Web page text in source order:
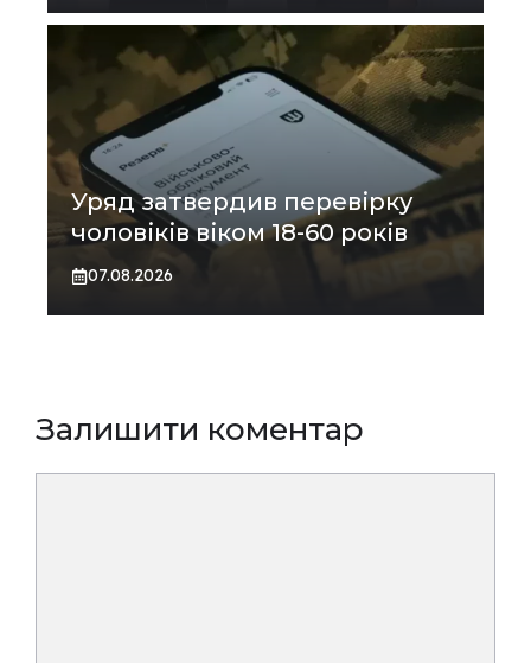
Уряд затвердив перевірку
чоловіків віком 18-60 років
07.08.2026
Залишити коментар